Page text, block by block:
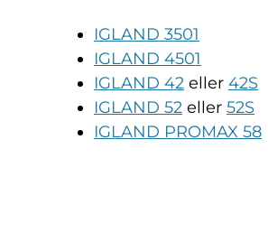
IGLAND 3501
IGLAND 4501
IGLAND 42 eller 42S
IGLAND 52 eller 52S
IGLAND PROMAX 58